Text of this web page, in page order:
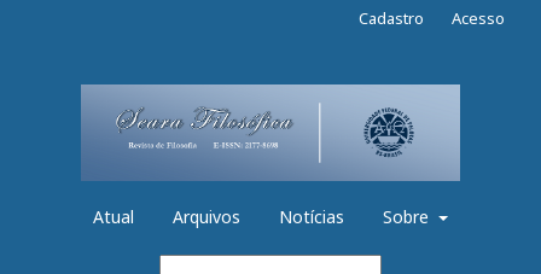
Atual Arquivos Notícias Sobre
Cadastro Acesso